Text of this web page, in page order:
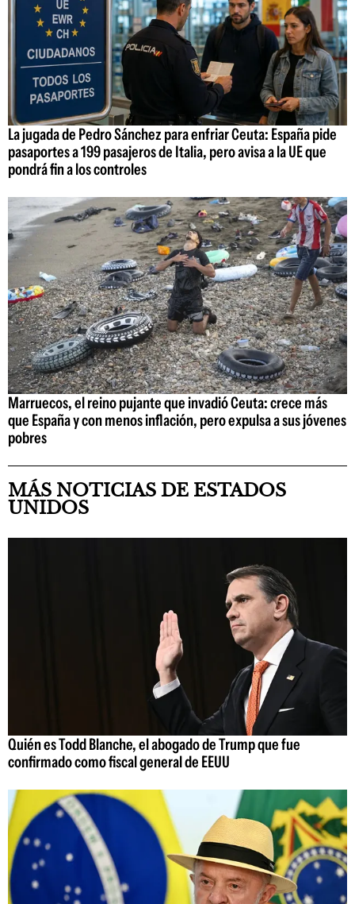
La jugada de Pedro Sánchez para enfriar Ceuta: España pide
pasaportes a 199 pasajeros de Italia, pero avisa a la UE que
pondrá fin a los controles
Marruecos, el reino pujante que invadió Ceuta: crece más
que España y con menos inflación, pero expulsa a sus jóvenes
pobres
MÁS NOTICIAS DE ESTADOS
UNIDOS
Quién es Todd Blanche, el abogado de Trump que fue
confirmado como fiscal general de EEUU